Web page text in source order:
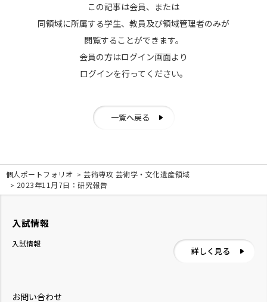
この記事は会員、または
同領域に所属する学生、教員及び領域管理者のみが
閲覧することができます。
会員の方はログイン画面より
ログインを行ってください。
一覧へ戻る
個人ポートフォリオ
芸術専攻 芸術学・文化遺産領域
2023年11月7日：研究報告
お問い合わせ
入試情報
入試情報
詳しく見る